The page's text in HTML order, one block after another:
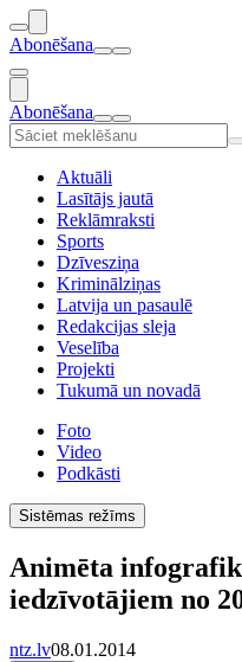
Abonēšana
Abonēšana
Aktuāli
Lasītājs jautā
Reklāmraksti
Sports
Dzīvesziņa
Kriminālziņas
Latvija un pasaulē
Redakcijas sleja
Veselība
Projekti
Tukumā un novadā
Foto
Video
Podkāsti
Sistēmas režīms
Animēta
iedzīvotājiem no
ntz.lv08.01.2014